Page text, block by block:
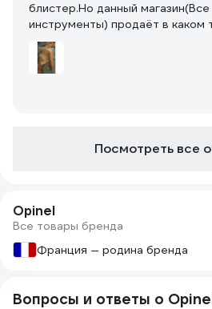
блистер.Но данный магазин(Все
инструменты) продаёт в каком
пакетике.Как бы не подделка.
Посмотреть все
Opinel
Все товары бренда
Франция — родина бренда
Вопросы и ответы о